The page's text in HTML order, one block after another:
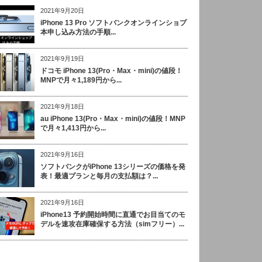
2021年9月20日
iPhone 13 Pro ソフトバンクオンラインショプ
本申し込み方法の手順...
2021年9月19日
ドコモ iPhone 13(Pro・Max・mini)の値段！
MNPで月々1,189円から...
2021年9月18日
au iPhone 13(Pro・Max・mini)の値段！MNP
で月々1,413円から...
2021年9月16日
ソフトバンクがiPhone 13シリーズの価格を発
表！最適プランと毎月の支払額は？...
2021年9月16日
iPhone13 予約開始時間に直通でお目当てのモ
デルを速攻在庫確保する方法（simフリー）...